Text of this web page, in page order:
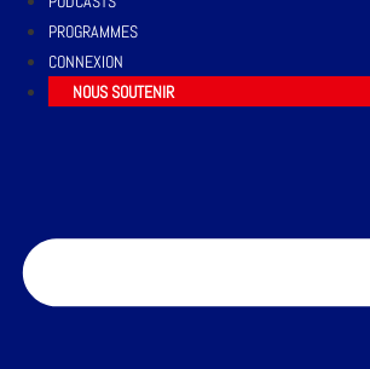
PROGRAMMES
CONNEXION
NOUS SOUTENIR